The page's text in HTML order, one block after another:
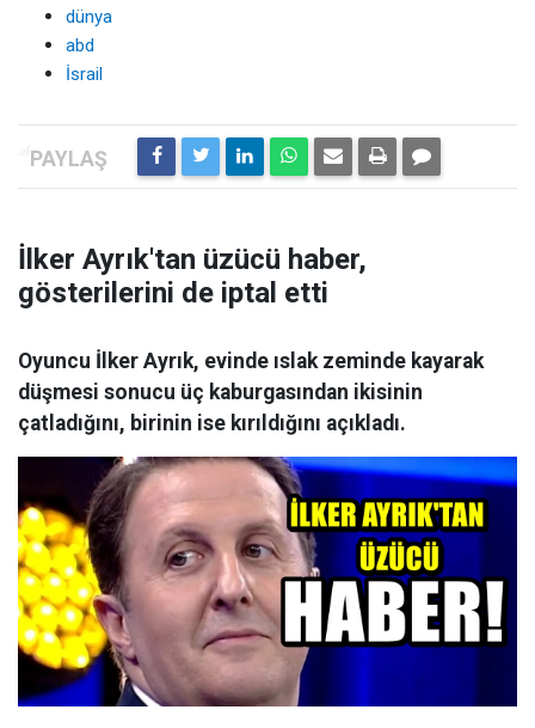
dünya
abd
İsrail
İlker Ayrık'tan üzücü haber,
gösterilerini de iptal etti
Oyuncu İlker Ayrık, evinde ıslak zeminde kayarak
düşmesi sonucu üç kaburgasından ikisinin
çatladığını, birinin ise kırıldığını açıkladı.